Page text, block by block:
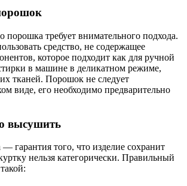
порошка требует внимательного подхода.
средство, не содержащее
которое подходит как для ручной
в машине в деликатном режиме,
тканей. Порошок не следует
виде, его необходимо предварительно
высушить
гарантия того, что изделие сохранит
нельзя категорически. Правильный